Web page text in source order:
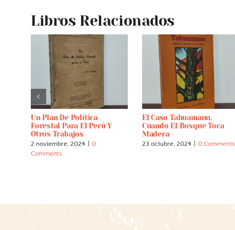
Libros Relacionados
Un Plan De Política
Forestal Para El Perú Y
Otros Trabajos
2 noviembre, 2024
0
Comments
El Caso Tahuamanu,
Cuando El Bosque Toca
Madera
23 octubre, 2024 0 Comments